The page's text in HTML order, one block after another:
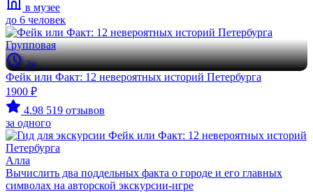
в музее
до 6 человек
Групповая
2ч
Фейк или Факт: 12 невероятных историй Петербурга
1900 ₽
4.98 519 отзывов
за одного
Алла
Вычислить два поддельных факта о городе и его главных
символах на авторской экскурсии-игре